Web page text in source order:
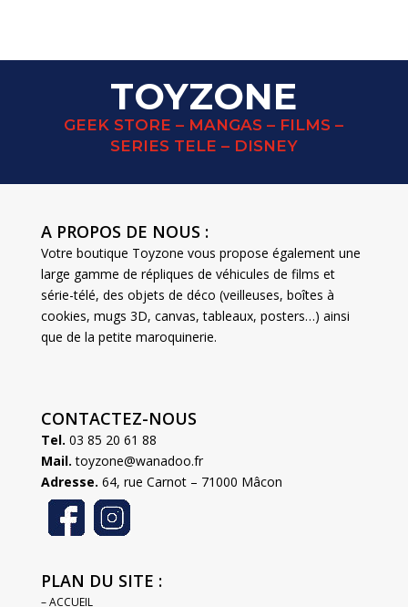
TOYZONE
GEEK STORE – MANGAS – FILMS –
SERIES TELE – DISNEY
A PROPOS DE NOUS :
Votre boutique Toyzone vous propose également une
large gamme de répliques de véhicules de films et
série-télé, des objets de déco (veilleuses, boîtes à
cookies, mugs 3D, canvas, tableaux, posters…) ainsi
que de la petite maroquinerie.
CONTACTEZ-NOUS
Tel. 03 85 20 61 88
Mail. toyzone@wanadoo.fr
Adresse. 64, rue Carnot – 71000 Mâcon
PLAN DU SITE :
– ACCUEIL